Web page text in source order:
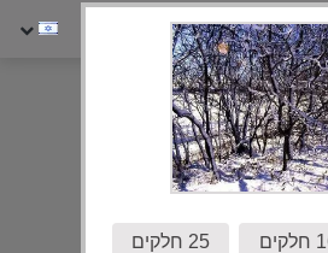
גלריה
25 חלקים